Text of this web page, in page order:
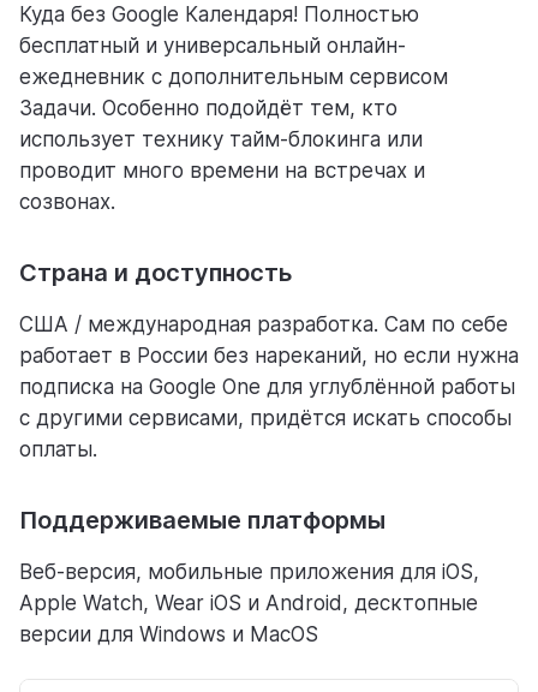
Куда без Google Календаря! Полностью
бесплатный и универсальный онлайн-
ежедневник с дополнительным сервисом
Задачи. Особенно подойдёт тем, кто
использует технику тайм-блокинга или
проводит много времени на встречах и
созвонах.
Страна и доступность
США / международная разработка. Сам по себе
работает в России без нареканий, но если нужна
подписка на Google One для углублённой работы
с другими сервисами, придётся искать способы
оплаты.
Поддерживаемые платформы
Веб-версия, мобильные приложения для iOS,
Apple Watch, Wear iOS и Android, десктопные
версии для Windows и MacOS